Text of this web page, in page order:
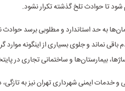
شود تا حوادث تلخ گذشته تکرار نشود.
به حد استاندارد و مطلوبی برسد
نماند و جلوی بسیاری از اینگونه موارد
بیمارستان‌ها و ساختمانی تجاری در
خدمات ایمنی شهرداری تهران نیز به